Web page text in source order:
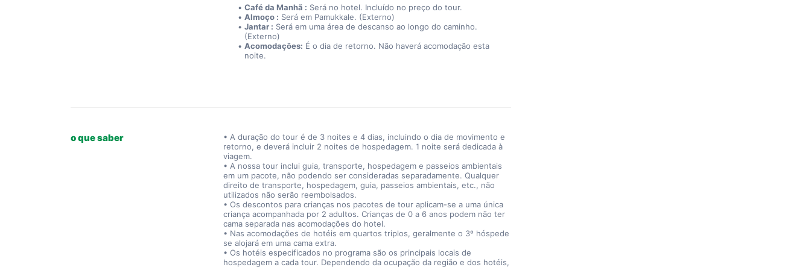
Café da Manhã : Será no hotel. Incluído no preço do tour.
Almoço : Será em Pamukkale. (Externo)
Jantar : Será em uma área de descanso ao longo do caminho.
(Externo)
Acomodações: É o dia de retorno. Não haverá acomodação esta
noite.
o que saber
• A duração do tour é de 3 noites e 4 dias, incluindo o dia de movimento e
retorno, e deverá incluir 2 noites de hospedagem. 1 noite será dedicada à
viagem.
• A nossa tour inclui guia, transporte, hospedagem e passeios ambientais
em um pacote, não podendo ser consideradas separadamente. Qualquer
direito de transporte, hospedagem, guia, passeios ambientais, etc., não
utilizados não serão reembolsados.
• Os descontos para crianças nos pacotes de tour aplicam-se a uma única
criança acompanhada por 2 adultos. Crianças de 0 a 6 anos podem não ter
cama separada nas acomodações do hotel.
• Nas acomodações de hotéis em quartos triplos, geralmente o 3º hóspede
se alojará em uma cama extra.
• Os hotéis especificados no programa são os principais locais de
hospedagem a cada tour. Dependendo da ocupação da região e dos hotéis,